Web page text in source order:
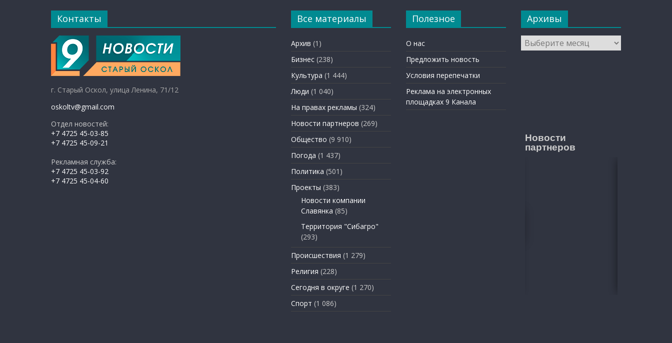
Контакты
г. Старый Оскол, улица Ленина, 71/12
oskoltv@gmail.com
Отдел новостей:
+7 4725 45-03-85
+7 4725 45-09-21
Рекламная служба:
+7 4725 45-03-92
+7 4725 45-04-60
Все материалы
Архив (1)
Бизнес (238)
Культура (1 444)
Люди (1 040)
На правах рекламы (324)
Новости партнеров (269)
Общество (9 910)
Погода (1 437)
Политика (501)
Проекты (383)
Новости компании
Славянка (85)
Территория "Сибагро"
(293)
Происшествия (1 279)
Религия (228)
Сегодня в округе (1 270)
Спорт (1 086)
Полезное
О нас
Предложить новость
Условия перепечатки
Реклама на электронных
площадках 9 Канала
Архивы
Архивы
Новости
партнеров